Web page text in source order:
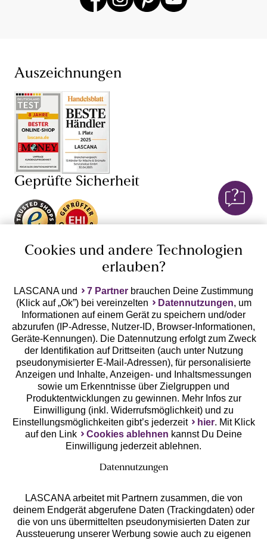
Erfahrungen mit Damenunterwäsche und Dessous,
großen Größen und ab Cup AA) und Schnitt keine
Grenzen gesetzt. Je nach Anlass bist du so mit einem
Push-up-BH ,Schalen-BH
Damenunterhemd perfekt gekleidet und fühlst dich in
deiner Unterwäsche einfach wohl. Auch von unseren
verführerischen Dessous und sexy Lingerie wirst du
begeistert sein: Mit BH,
Negligé von LASCANA und anderen Dessous-Marken
versprühst du stets einen weiblichen Charme. Lass dich
von Dessous mit edlen Spitzen-BHs
, Corsagen mit
Spitze oder transparenten Negligés verführen!
Auszeichnungen
Geprüfte Sicherheit
Unsere Apps
Gratis Versand ab50 €
Kostenlose Retoure
°Punkte sammeln
Services
Cookies und andere Technologien
erlauben?
LASCANA und 7 Partner brauchen Deine Zustimmung
(Klick auf „Ok”) bei vereinzelten
Datennutzungen, um
Informationen auf einem Gerät zu speichern und/oder
abzurufen (IP-Adresse, Nutzer-ID, Browser-Informationen,
Geräte-Kennungen). Die Datennutzung erfolgt zum Zweck
der Identifikation auf Drittseiten (auch unter Nutzung
pseudonymisierter E-Mail-Adressen), für personalisierte
Anzeigen und Inhalte, Anzeigen- und Inhaltsmessungen
sowie um Erkenntnisse über Zielgruppen und
Produktentwicklungen zu gewinnen. Mehr Infos zur
Einwilligung (inkl. Widerrufsmöglichkeit) und zu
Einstellungsmöglichkeiten gibt’s jederzeit
hier. Mit Klick
auf den Link
Cookies ablehnen kannst Du Deine
Einwilligung jederzeit ablehnen.
Datennutzungen
LASCANA arbeitet mit Partnern zusammen, die von
deinem Endgerät abgerufene Daten (Trackingdaten) oder
die von uns übermittelten pseudonymisierten Daten zur
Aussteuerung unserer Werbung sowie auch zu eigenen